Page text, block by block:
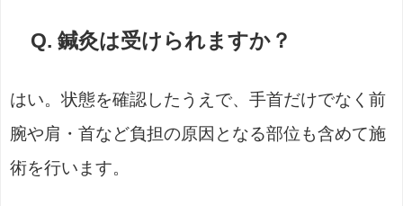
Q. 鍼灸は受けられますか？
はい。状態を確認したうえで、手首だけでなく前
腕や肩・首など負担の原因となる部位も含めて施
術を行います。